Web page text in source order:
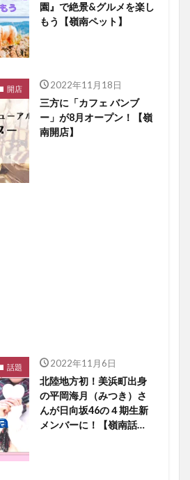
園』で絶景&グルメを楽し
もう【嶺南ペット】
開店 2022年11月18日
三方に「カフェ バンブ
ー」が8月オープン！【嶺
南開店】
話題 2022年11月6日
北陸地方初！美浜町出身
の平岡海月（みつき）さ
んが日向坂46の４期生新
メンバーに！【嶺南話